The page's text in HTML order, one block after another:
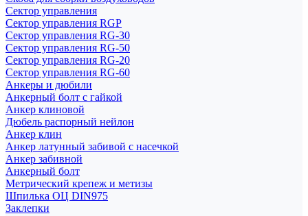
Сектор управления
Сектор управления RGP
Сектор управления RG-30
Сектор управления RG-50
Сектор управления RG-20
Сектор управления RG-60
Анкеры и дюбили
Анкерный болт с гайкой
Анкер клиновой
Дюбель распорный нейлон
Анкер клин
Анкер латунный забивой с насечкой
Анкер забивной
Анкерный болт
Метрический крепеж и метизы
Шпилька ОЦ DIN975
Заклепки